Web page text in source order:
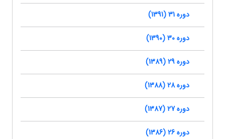
دوره 31 (1391)
دوره 30 (1390)
دوره 29 (1389)
دوره 28 (1388)
دوره 27 (1387)
دوره 26 (1386)